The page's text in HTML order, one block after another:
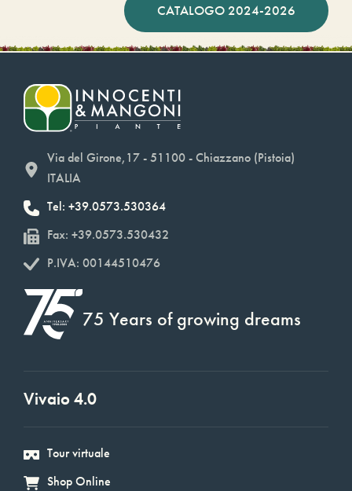
CATALOGO 2024-2026
Via del Girone,17 - 51100 - Chiazzano (Pistoia)
ITALIA
Tel: +39.0573.530364
Fax: +39.0573.530432
P.IVA: 00144510476
75 Years of growing dreams
Vivaio 4.0
Tour virtuale
Shop Online